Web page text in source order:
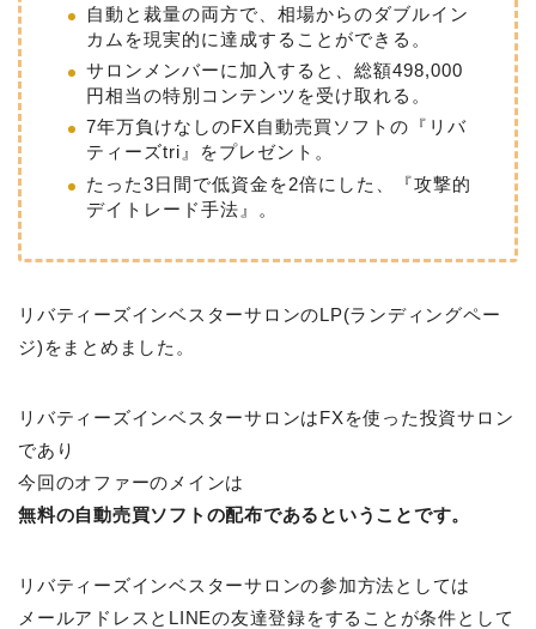
自動と裁量の両方で、相場からのダブルイン
カムを現実的に達成することができる。
サロンメンバーに加入すると、総額498,000
円相当の特別コンテンツを受け取れる。
7年万負けなしのFX自動売買ソフトの『リバ
ティーズtri』をプレゼント。
たった3日間で低資金を2倍にした、『攻撃的
デイトレード手法』。
リバティーズインベスターサロンのLP(ランディングペー
ジ)をまとめました。
リバティーズインベスターサロンはFXを使った投資サロン
であり
今回のオファーのメインは
無料の自動売買ソフトの配布であるということです。
リバティーズインベスターサロンの参加方法としては
メールアドレスとLINEの友達登録をすることが条件として